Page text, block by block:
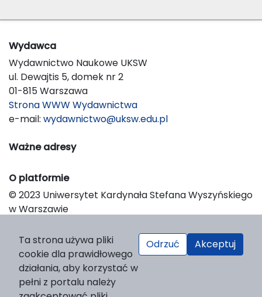
Wydawca
Wydawnictwo Naukowe UKSW
ul. Dewajtis 5, domek nr 2
01-815 Warszawa
Strona WWW Wydawnictwa
e-mail: wydawnictwo@uksw.edu.pl
Ważne adresy
O platformie
© 2023 Uniwersytet Kardynała Stefana Wyszyńskiego
w Warszawie
Platform & Workflow by OJS/PKP
Ta strona używa pliki
cookie dla prawidłowego
działania, aby korzystać w
pełni z portalu należy
Odrzuć Akceptuj